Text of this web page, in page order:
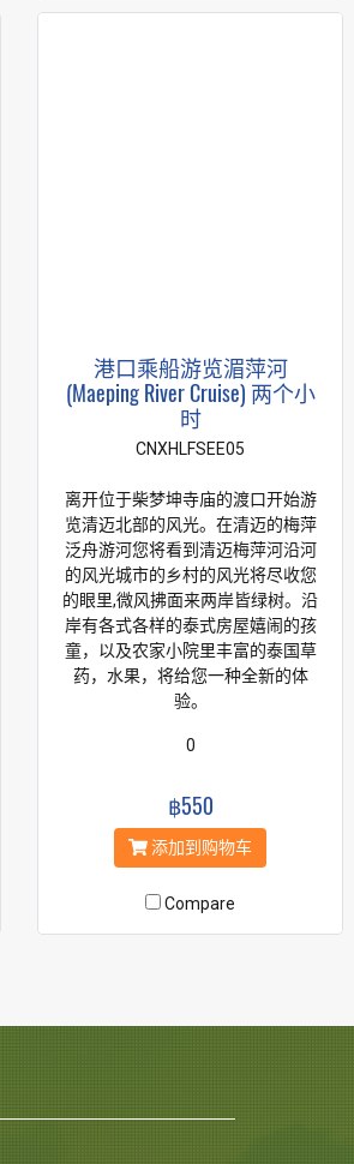
港口乘船游览湄萍河
(Maeping River Cruise) 两个小
时
CNXHLFSEE05
离开位于柴梦坤寺庙的渡口开始游
览清迈北部的风光。在清迈的梅萍
泛舟游河您将看到清迈梅萍河沿河
的风光城市的乡村的风光将尽收您
的眼里,微风拂面来两岸皆绿树。沿
岸有各式各样的泰式房屋嬉闹的孩
童，以及农家小院里丰富的泰国草
药，水果，将给您一种全新的体
验。
0
฿550
添加到购物车
Compare